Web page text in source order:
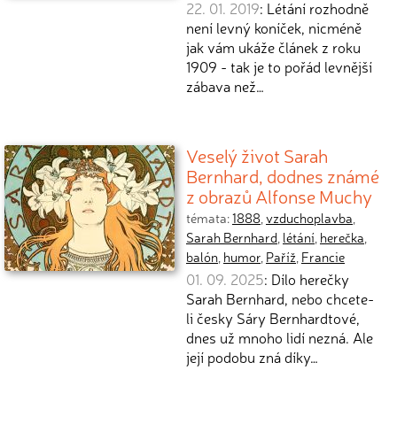
22. 01. 2019: Létání rozhodně
není levný koníček, nicméně
jak vám ukáže článek z roku
1909 - tak je to pořád levnější
zábava než…
Veselý život Sarah
Bernhard, dodnes známé
z obrazů Alfonse Muchy
témata:1888,vzduchoplavba,
Sarah Bernhard, létání, herečka,
balón, humor, Paříž, Francie
01. 09. 2025: Dílo herečky
Sarah Bernhard, nebo chcete-
li česky Sáry Bernhardtové,
dnes už mnoho lidí nezná. Ale
její podobu zná díky…